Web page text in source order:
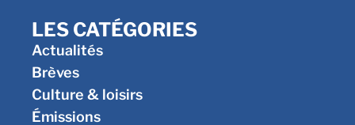
LES CATÉGORIES
Actualités
Brèves
Culture & loisirs
Émissions